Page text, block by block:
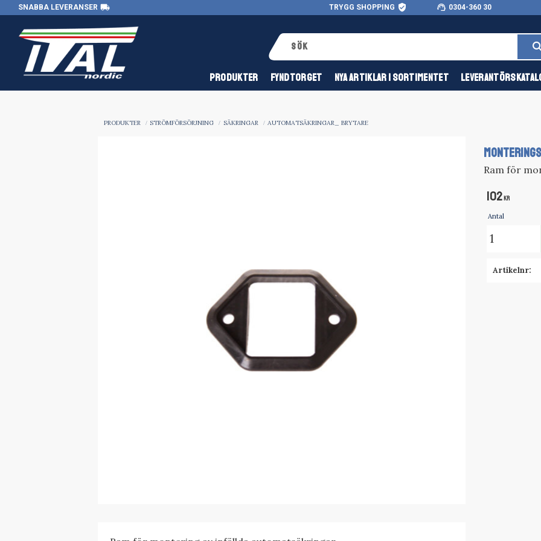
SNABBA LEVERANSER local_shipping TRYGG SHOPPING verified_user support_agent 0304-360 30
PRODUKTER FYNDTORGET NYA ARTIKLAR I SORTIMENTET
PRODUKTER STRÖMFÖRSÖRJNING SÄKRINGAR AUTOMATSÄKRINGAR_ BRYTARE
Ram för
102KR
Antal
Artikelnr